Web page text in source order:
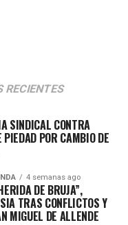
RECIENTES
SINDICAL CONTRA
POR CAMBIO DE
4 semanas ago
DE BRUJA”,
TRAS CONFLICTOS Y
MIGUEL DE ALLENDE